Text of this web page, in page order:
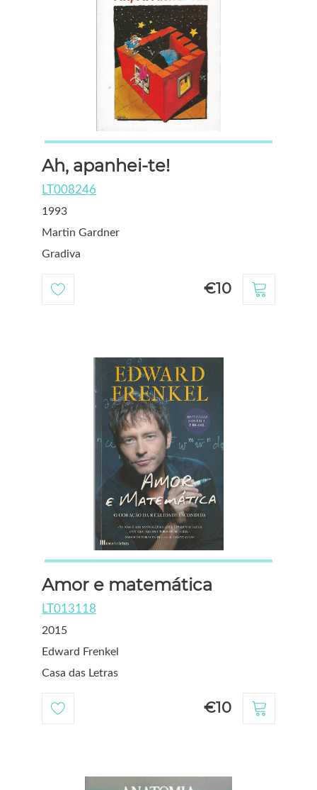
Ah, apanhei-te!
LT008246
1993
Martin Gardner
Gradiva
€10
Amor e matemática
LT013118
2015
Edward Frenkel
Casa das Letras
€10